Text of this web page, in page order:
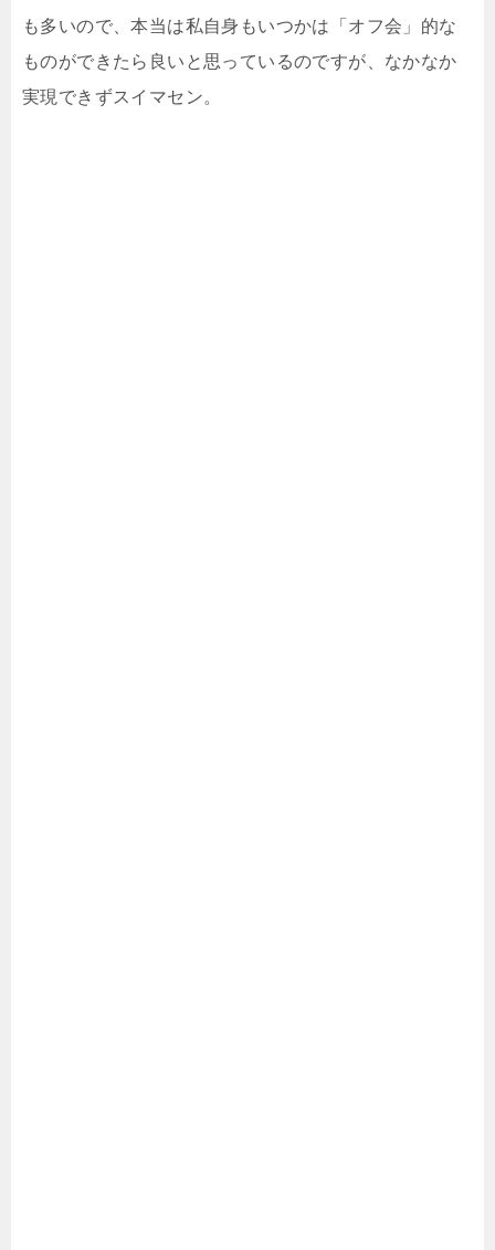
も多いので、本当は私自身もいつかは「オフ会」的な
ものができたら良いと思っているのですが、なかなか
実現できずスイマセン。